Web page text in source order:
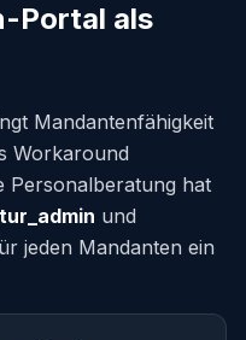
Portal als
Mandantenfähigkeit
Workaround
Personalberatung hat
und
jeden Mandanten ein